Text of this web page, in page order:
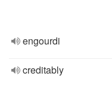
engourdi
creditably